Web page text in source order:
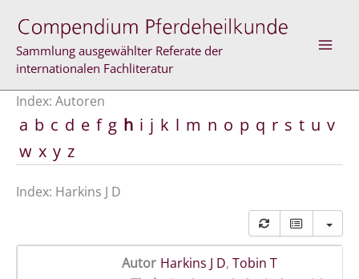
Inhalt
springen
Sammlung ausgewählter Referate der
internationalen Fachliteratur
Index: Autoren
a b c d e f g h i j k l m n o p q r s t u v
w x y z
Index: Harkins J D
Autor Harkins J D, Tobin T